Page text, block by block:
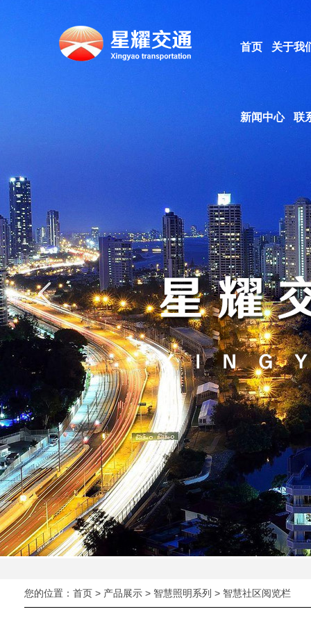
您的位置： 首页 > 产品展示 > 智慧照明系列 > 智慧社区阅览栏